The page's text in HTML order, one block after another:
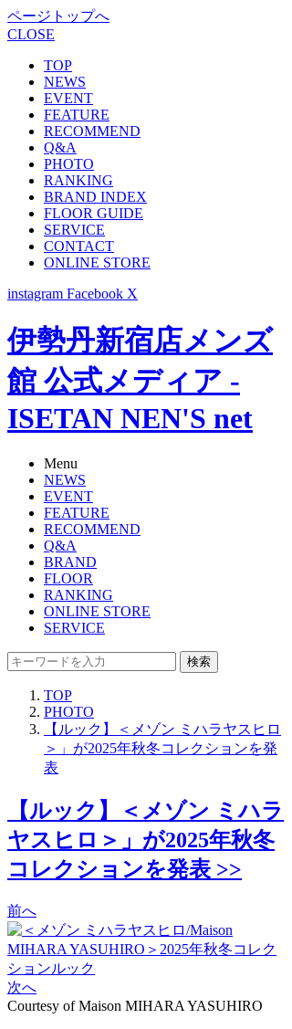
ページトップへ
CLOSE
TOP
NEWS
EVENT
FEATURE
RECOMMEND
Q&A
PHOTO
RANKING
BRAND INDEX
FLOOR GUIDE
SERVICE
CONTACT
ONLINE STORE
instagram Facebook X
伊勢丹新宿店メンズ
館 公式メディア -
ISETAN NEN'S net
Menu
NEWS
EVENT
FEATURE
RECOMMEND
Q&A
BRAND
FLOOR
RANKING
ONLINE STORE
SERVICE
検索
TOP
PHOTO
【ルック】＜メゾン ミハラヤスヒロ
＞」が2025年秋冬コレクションを発
表
【ルック】＜メゾン ミハラ
ヤスヒロ＞」が2025年秋冬
コレクションを発表 >>
前へ
次へ
Courtesy of Maison MIHARA YASUHIRO